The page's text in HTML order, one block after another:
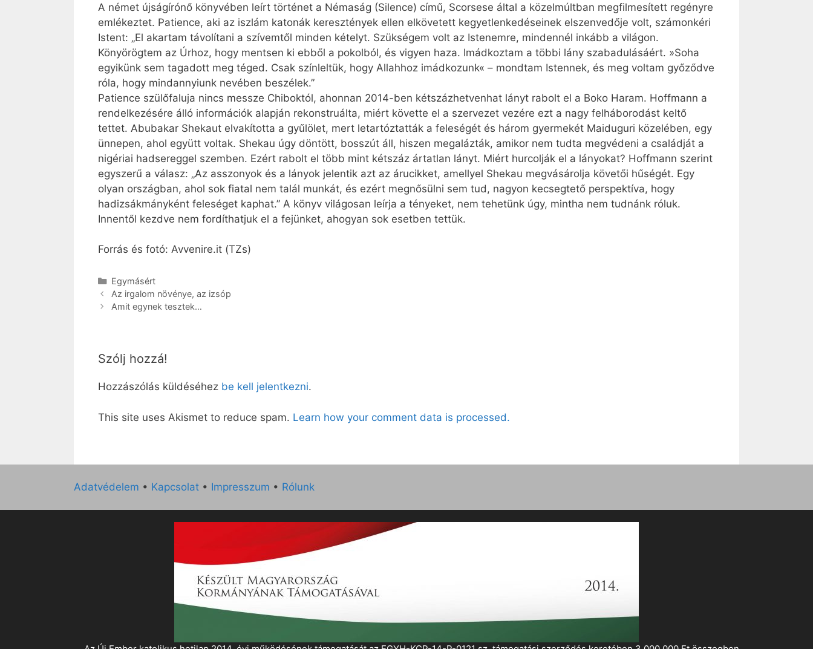
A német újságírónő könyvében leírt történet a Némaság (Silence) című, Scorsese által a közelmúltban megfilmesített regényre
emlékeztet. Patience, aki az iszlám katonák keresztények ellen elkövetett kegyetlenkedéseinek elszenvedője volt, számonkéri
Istent: „El akartam távolítani a szívemtől minden kételyt. Szükségem volt az Istenemre, mindennél inkább a világon.
Könyörögtem az Úrhoz, hogy mentsen ki ebből a pokolból, és vigyen haza. Imádkoztam a többi lány szabadulásáért. »Soha
egyikünk sem tagadott meg téged. Csak színleltük, hogy Allahhoz imádkozunk« – mondtam Istennek, és meg voltam győződve
róla, hogy mindannyiunk nevében beszélek.”
Patience szülőfaluja nincs messze Chiboktól, ahonnan 2014-ben kétszázhetvenhat lányt rabolt el a Boko Haram. Hoffmann a
rendelkezésére álló információk alapján rekonstruálta, miért követte el a szervezet vezére ezt a nagy felháborodást keltő
tettet. Abubakar Shekaut elvakította a gyűlölet, mert letartóztatták a feleségét és három gyermekét Maiduguri közelében, egy
ünnepen, ahol együtt voltak. Shekau úgy döntött, bosszút áll, hiszen megalázták, amikor nem tudta megvédeni a családját a
nigériai hadsereggel szemben. Ezért rabolt el több mint kétszáz ártatlan lányt. Miért hurcolják el a lányokat? Hoffmann szerint
egyszerű a válasz: „Az asszonyok és a lányok jelentik azt az árucikket, amellyel Shekau megvásárolja követői hűségét. Egy
olyan országban, ahol sok fiatal nem talál munkát, és ezért megnősülni sem tud, nagyon kecsegtető perspektíva, hogy
hadizsákmányként feleséget kaphat.” A könyv világosan leírja a tényeket, nem tehetünk úgy, mintha nem tudnánk róluk.
Innentől kezdve nem fordíthatjuk el a fejünket, ahogyan sok esetben tettük.
Forrás és fotó: Avvenire.it (TZs)
Kategória
Egymásért
Az irgalom növénye, az izsóp
Amit egynek tesztek…
Szólj hozzá!
Hozzászólás küldéséhez be kell jelentkezni.
This site uses Akismet to reduce spam. Learn how your comment data is processed.
Adatvédelem • Kapcsolat • Impresszum • Rólunk